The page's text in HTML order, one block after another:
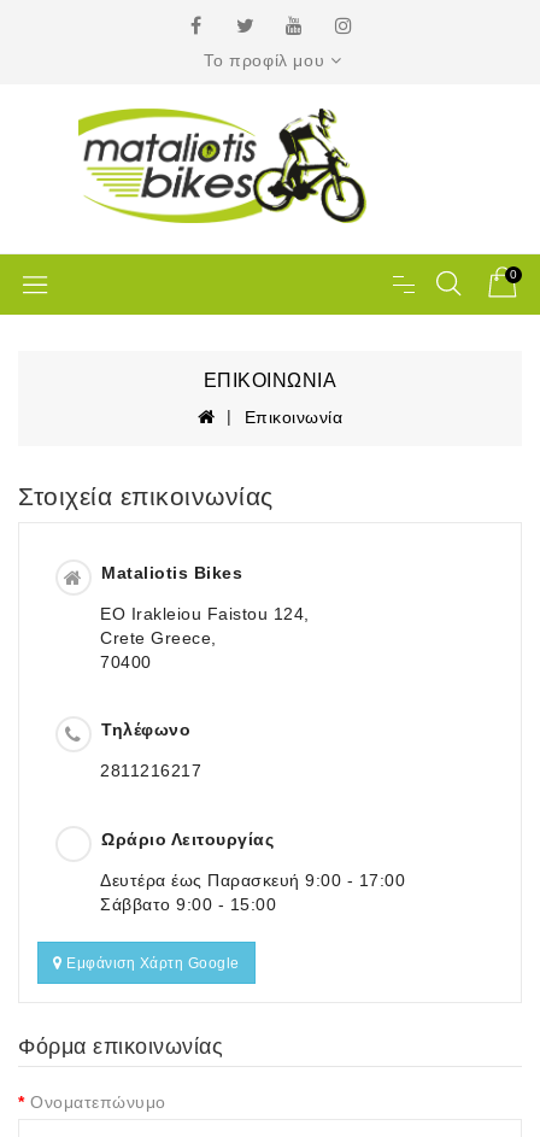
Το προφίλ μου
0
ΕΠΙΚΟΙΝΩΝΊΑ
Επικοινωνία
Στοιχεία επικοινωνίας
Mataliotis Bikes
EO Irakleiou Faistou 124,
Crete Greece,
70400
Τηλέφωνο
2811216217
Ωράριο Λειτουργίας
Δευτέρα έως Παρασκευή 9:00 - 17:00
Σάββατο 9:00 - 15:00
Εμφάνιση Χάρτη Google
Φόρμα επικοινωνίας
Ονοματεπώνυμο